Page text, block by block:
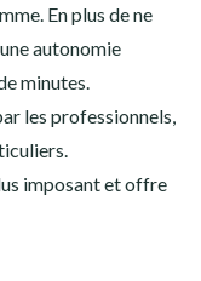
En plus de ne
autonomie
minutes.
les professionnels,
imposant et offre